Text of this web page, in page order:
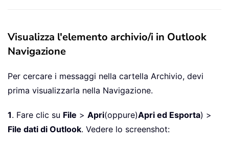
Visualizza l'elemento archivio/i in Outlook
Navigazione
Per cercare i messaggi nella cartella Archivio, devi
prima visualizzarla nella Navigazione.
1. Fare clic su File > Apri(oppure)Apri ed Esporta) >
File dati di Outlook. Vedere lo screenshot: